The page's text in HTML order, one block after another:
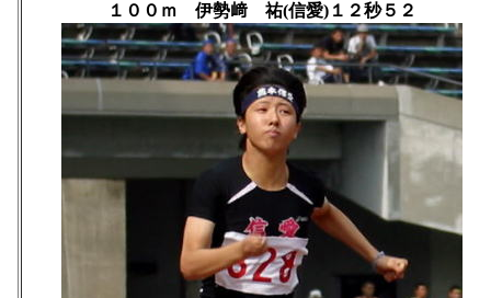
１００ｍ 伊勢﨑 祐(信愛)１２秒５２